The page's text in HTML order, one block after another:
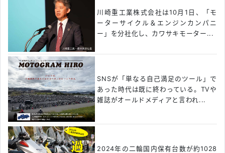
川崎重工業株式会社は10月1日、「モ
ーターサイクル＆エンジンカンパニ
ー」を分社化し、カワサキモーター...
SNSが「単なる自己満足のツール」で
あった時代は既に終わっている。TVや
雑誌がオールドメディアと言われ...
2024年の二輪国内保有台数が約1028